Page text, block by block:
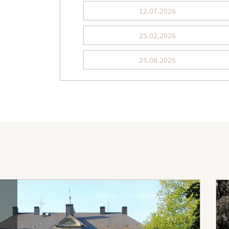
12.07.2026
25.02.2026
25.08.2025